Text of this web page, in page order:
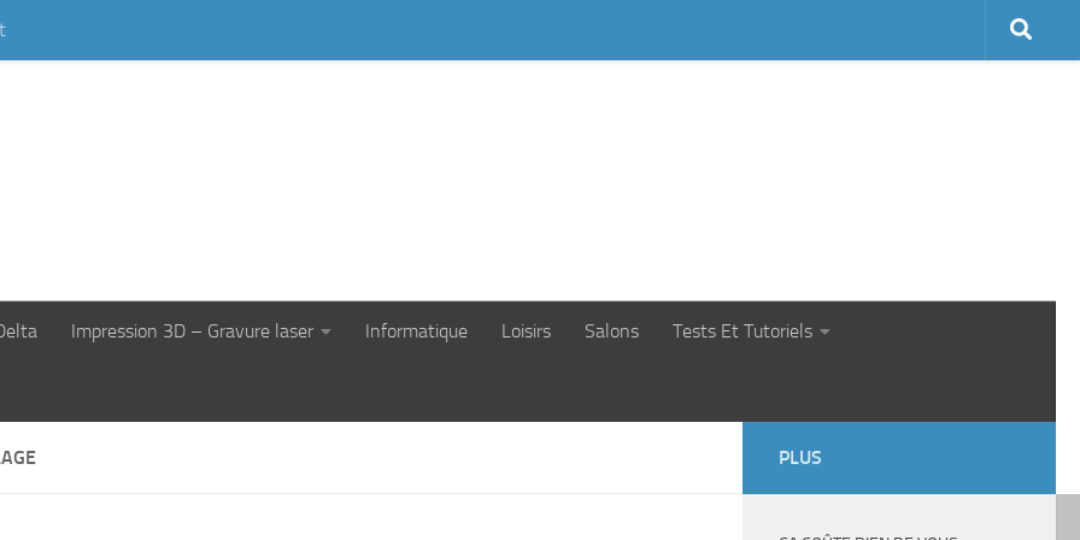
Impression 3D – Gravure laser Informatique Loisirs Salons Tests Et Tutoriels
PLUS